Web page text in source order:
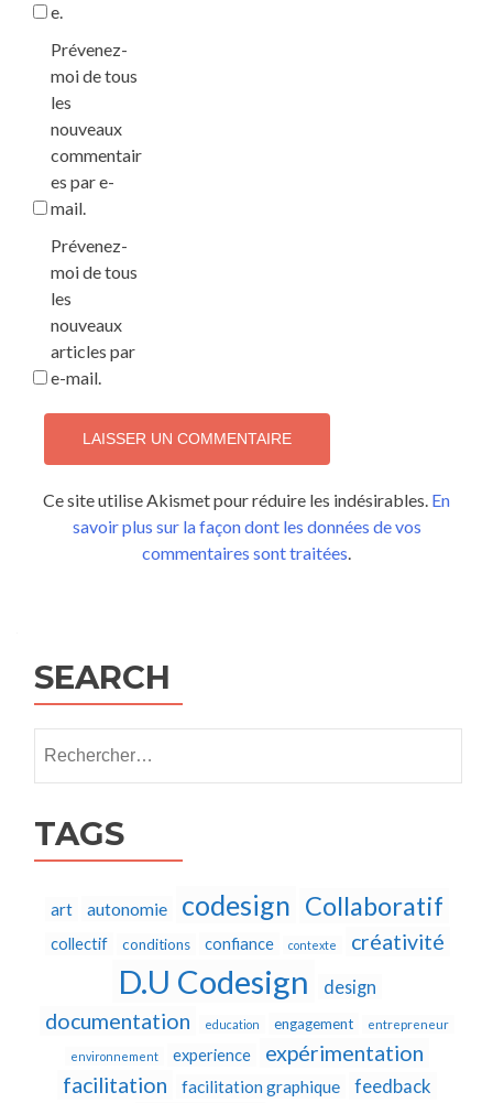
e.
Prévenez-
moi de tous
les
nouveaux
commentair
es par e-
mail.
Prévenez-
moi de tous
les
nouveaux
articles par
e-mail.
Ce site utilise Akismet pour réduire les indésirables. En
savoir plus sur la façon dont les données de vos
commentaires sont traitées.
SEARCH
TAGS
art autonomie codesign Collaboratif
collectif conditions confiance contexte créativité
D.U Codesign design
documentation education engagement entrepreneur
environnement experience
expérimentation
facilitation
facilitation graphique feedback